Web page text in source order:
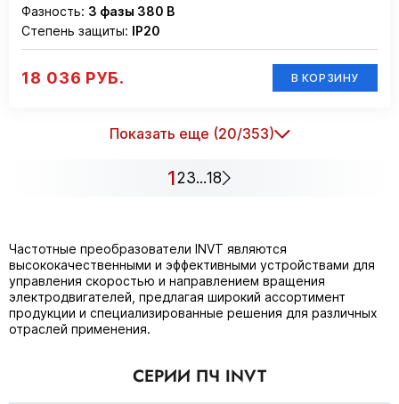
Фазность: 3 фазы 380 В
Степень защиты: IP20
18 036 РУБ. В КОРЗИНУ
Показать еще (20/353)
123...18
Частотные преобразователи INVT являются
высококачественными и эффективными устройствами для
управления скоростью и направлением вращения
электродвигателей, предлагая широкий ассортимент
продукции и специализированные решения для различных
отраслей применения.
СЕРИИ ПЧ INVT